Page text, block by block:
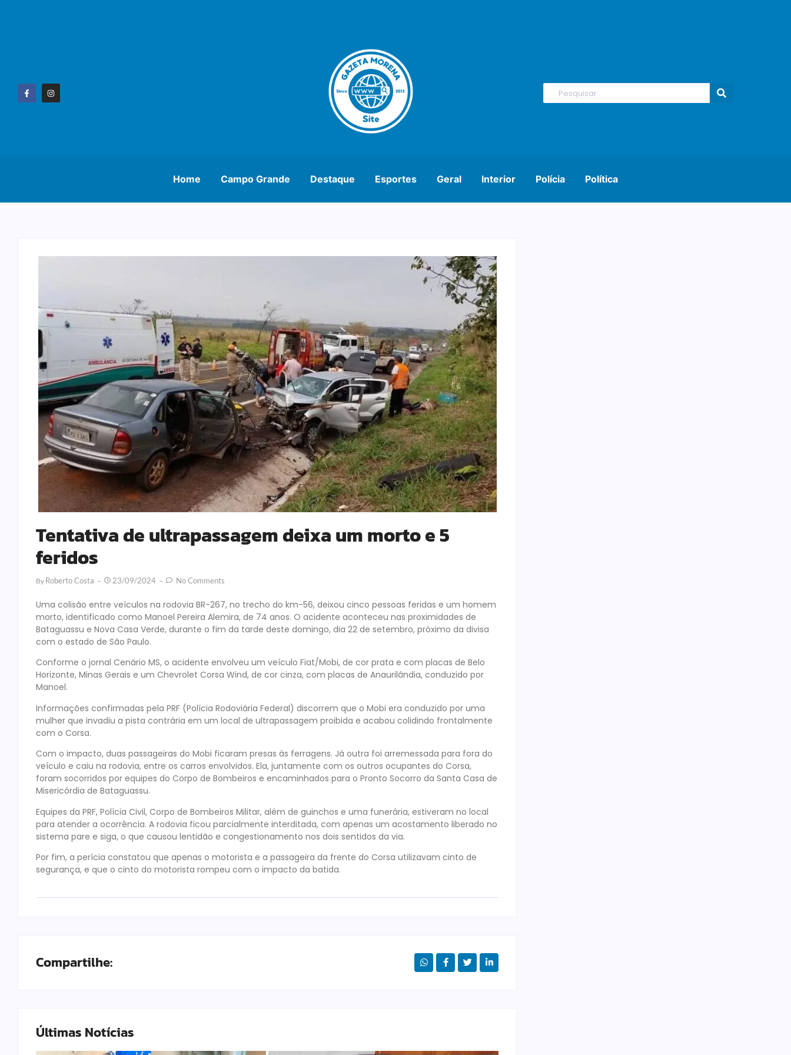
Home Campo Grande Destaque Esportes Geral Interior Polícia Política
Tentativa de ultrapassagem deixa um morto e 5
feridos
By Roberto Costa 23/09/2024 No Comments
Uma colisão entre veículos na rodovia BR-267, no trecho do km-56, deixou cinco pessoas feridas e um homem
morto, identificado como Manoel Pereira Alemira, de 74 anos. O acidente aconteceu nas proximidades de
Bataguassu e Nova Casa Verde, durante o fim da tarde deste domingo, dia 22 de setembro, próximo da divisa
com o estado de São Paulo.
Conforme o jornal Cenário MS, o acidente envolveu um veículo Fiat/Mobi, de cor prata e com placas de Belo
Horizonte, Minas Gerais e um Chevrolet Corsa Wind, de cor cinza, com placas de Anaurilândia, conduzido por
Manoel.
Informações confirmadas pela PRF (Polícia Rodoviária Federal) discorrem que o Mobi era conduzido por uma
mulher que invadiu a pista contrária em um local de ultrapassagem proibida e acabou colidindo frontalmente
com o Corsa.
Com o impacto, duas passageiras do Mobi ficaram presas às ferragens. Já outra foi arremessada para fora do
veículo e caiu na rodovia, entre os carros envolvidos. Ela, juntamente com os outros ocupantes do Corsa,
foram socorridos por equipes do Corpo de Bombeiros e encaminhados para o Pronto Socorro da Santa Casa de
Misericórdia de Bataguassu.
Equipes da PRF, Polícia Civil, Corpo de Bombeiros Militar, além de guinchos e uma funerária, estiveram no local
para atender a ocorrência. A rodovia ficou parcialmente interditada, com apenas um acostamento liberado no
sistema pare e siga, o que causou lentidão e congestionamento nos dois sentidos da via.
Por fim, a perícia constatou que apenas o motorista e a passageira da frente do Corsa utilizavam cinto de
segurança, e que o cinto do motorista rompeu com o impacto da batida.
Compartilhe:
Últimas Notícias